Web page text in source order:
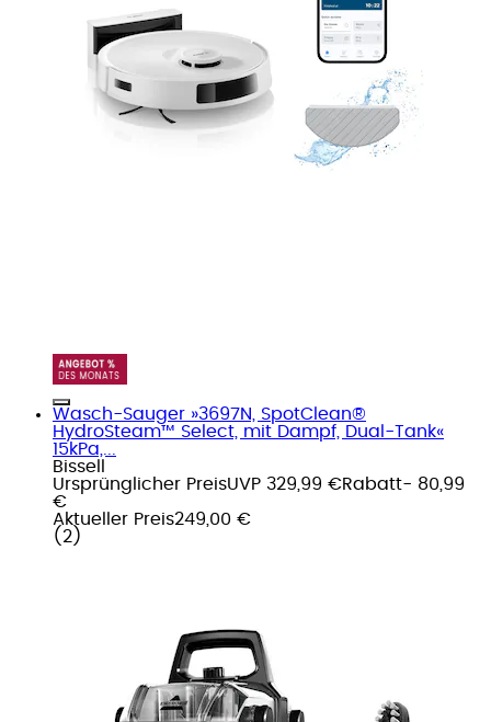
Wasch-Sauger »3697N, SpotClean®
HydroSteam™ Select, mit Dampf, Dual-Tank«
15kPa,...
Bissell
Ursprünglicher PreisUVP 329,99 €Rabatt- 80,99
€
Aktueller Preis249,00 €
( 2 )